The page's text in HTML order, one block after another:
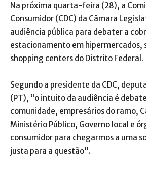
Na próxima quarta-feira (28), a
Consumidor (CDC) da Câmara
audiência pública para debater a
estacionamento em hipermercados,
shopping centers do Distrito Federal.
Segundo a presidente da CDC,
(PT), “o intuito da audiência é
comunidade, empresários do ramo,
Ministério Público, Governo local e
consumidor para chegarmos a uma
justa para a questão”.